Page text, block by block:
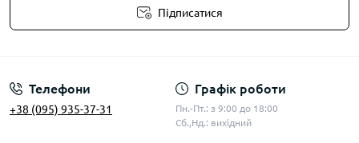
Підписатися
Телефони
+38 (095) 935-37-31
Графік роботи
Пн.-Пт.: з 9:00 до 18:00
Сб.,Нд.: вихідний